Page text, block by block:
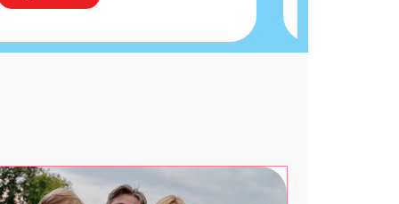
поделки
коды 3 комикса